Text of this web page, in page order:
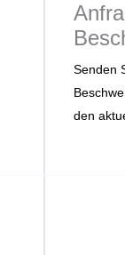
Senden
den